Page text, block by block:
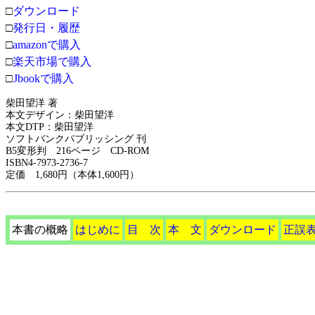
□ダウンロード
□発行日・履歴
□amazonで購入
□楽天市場で購入
□Jbookで購入
柴田望洋 著
本文デザイン：柴田望洋
本文DTP：柴田望洋
ソフトバンクパブリッシング 刊
B5変形判 216ページ CD-ROM
ISBN4-7973-2736-7
定価 1,680円（本体1,600円）
本書の概略 はじめに 目 次 本 文 ダウンロード 正誤